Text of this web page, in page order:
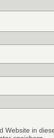
Website in